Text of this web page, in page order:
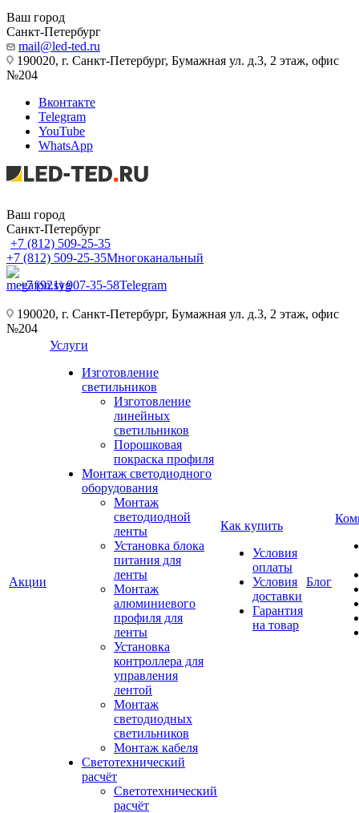
Ваш город
Санкт-Петербург
mail@led-ted.ru
190020, г. Санкт-Петербург, Бумажная ул. д.3, 2 этаж, офис
№204
Вконтакте
Telegram
YouTube
WhatsApp
Ваш город
Санкт-Петербург
+7 (812) 509-25-35
+7 (812) 509-25-35Многоканальный
+7 (921) 907-35-58Telegram
190020, г. Санкт-Петербург, Бумажная ул. д.3, 2 этаж, офис
№204
Акции
Услуги
Изготовление
светильников
Изготовление
линейных
светильников
Порошковая
покраска профиля
Монтаж светодиодного
оборудования
Монтаж
светодиодной
ленты
Установка блока
питания для
ленты
Монтаж
алюминиевого
профиля для
ленты
Установка
контроллера для
управления
лентой
Монтаж
светодиодных
светильников
Монтаж кабеля
Светотехнический
расчёт
Светотехнический
расчёт
Как купить
Условия
оплаты
Условия
доставки
Гарантия
на товар
Блог